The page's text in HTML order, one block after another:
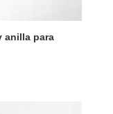
anilla para